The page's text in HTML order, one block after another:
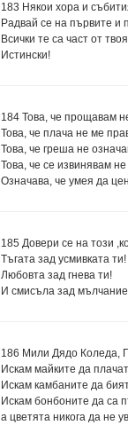
183 Някои хора и
Радвай се на първите и
Всички те са част от
Истински!
184 Това, че прощавам
Това, че плача не ме
Това, че греша не
Това, че се извинявам
Означава, че умея да
185 Довери се на този
Тъгата зад усмивката ти!
Любовта зад гнева ти!
И смисъла зад
186 Мили Дядо Коледа,
Искам майките да
Искам камбаните да
Искам бонбоните да са
а цветята никога да не